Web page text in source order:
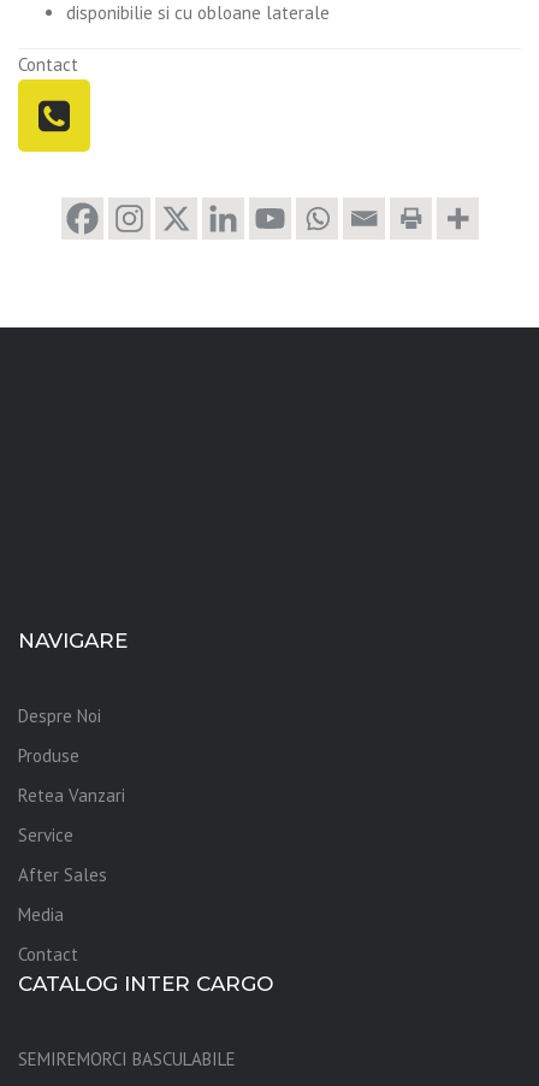
disponibilie si cu obloane laterale
Contact
NAVIGARE
Despre Noi
Produse
Retea Vanzari
Service
After Sales
Media
Contact
CATALOG INTER CARGO
SEMIREMORCI BASCULABILE